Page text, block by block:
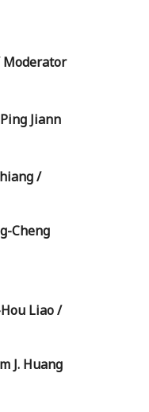
Moderator
Jiann
/
Cheng
Liao /
J. Huang